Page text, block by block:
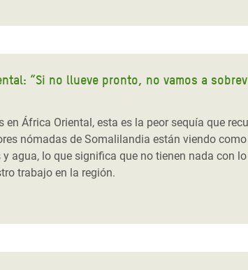
“Si no llueve pronto, no vamos a
en África Oriental, esta es la peor sequía que
nómadas de Somalilandia están viendo
agua, lo que significa que no tienen nada con
trabajo en la región.